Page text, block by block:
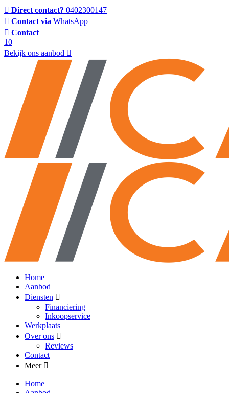
Direct contact? 0402300147
Contact via WhatsApp
Contact
10
Bekijk ons aanbod
Home
Aanbod
Diensten
Financiering
Inkoopservice
Werkplaats
Over ons
Reviews
Contact
Meer
Home